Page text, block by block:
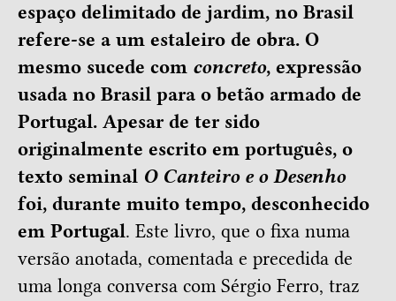
espaço delimitado de jardim, no Brasil
refere-se a um estaleiro de obra. O
mesmo sucede com concreto, expressão
usada no Brasil para o betão armado de
Portugal. Apesar de ter sido
originalmente escrito em português, o
texto seminal O Canteiro e o Desenho
foi, durante muito tempo, desconhecido
em Portugal. Este livro, que o fixa numa
versão anotada, comentada e precedida de
uma longa conversa com Sérgio Ferro, traz